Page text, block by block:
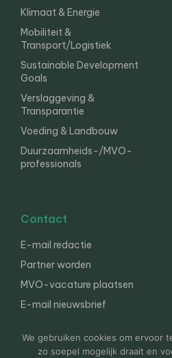
Klimaat & Energie
Mobiliteit &
Transport/Logistiek
Sustainable Development
Goals
Verslaggeving &
Transparantie
Voeding & Landbouw
Duurzaamheids-/MVO-
professionals
Contact
E-mail redactie
Partner worden
MVO-vacature plaatsen
E-mail nieuwsbrief
We gebruiken cookies om ervoor
zo soepel mogelijk draait en